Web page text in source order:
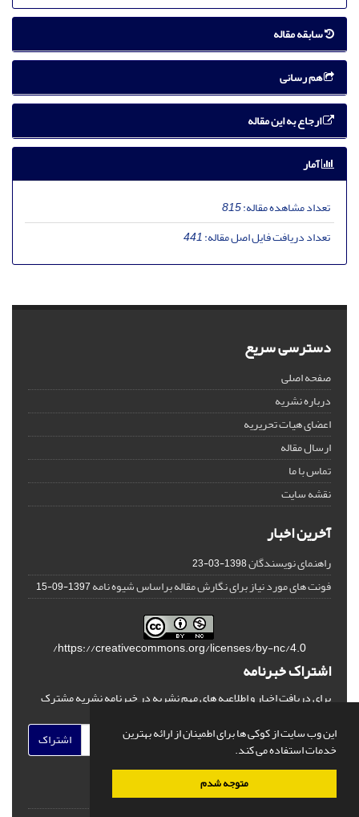
این وب سایت از کوکی ها برای اطمینان از ارائه بهترین
خدمات استفاده می کند.
متوجه شدم
سابقه مقاله
هم رسانی
ارجاع به این مقاله
آمار
تعداد مشاهده مقاله:815
تعداد دریافت فایل اصل مقاله:441
دسترسی سریع
صفحه اصلی
درباره نشریه
اعضای هیات تحریریه
ارسال مقاله
تماس با ما
نقشه سایت
آخرین اخبار
راهنمای نویسندگان1398-03-23
فونت های مورد نیاز برای نگارش مقاله براساس شیوه نامه1397-09-15
https://creativecommons.org/licenses/by-nc/4.0/
اشتراک خبرنامه
برای دریافت اخبار و اطلاعیه های مهم نشریه در خبرنامه نشریه مشترک
اشتراک